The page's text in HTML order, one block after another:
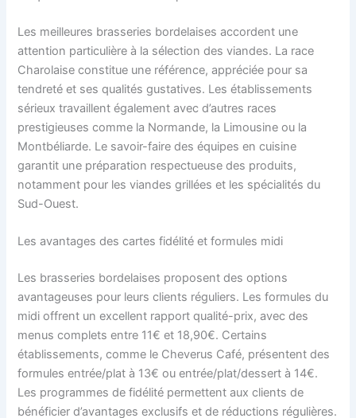
Les meilleures brasseries bordelaises accordent une
attention particulière à la sélection des viandes. La race
Charolaise constitue une référence, appréciée pour sa
tendreté et ses qualités gustatives. Les établissements
sérieux travaillent également avec d’autres races
prestigieuses comme la Normande, la Limousine ou la
Montbéliarde. Le savoir-faire des équipes en cuisine
garantit une préparation respectueuse des produits,
notamment pour les viandes grillées et les spécialités du
Sud-Ouest.
Les avantages des cartes fidélité et formules midi
Les brasseries bordelaises proposent des options
avantageuses pour leurs clients réguliers. Les formules du
midi offrent un excellent rapport qualité-prix, avec des
menus complets entre 11€ et 18,90€. Certains
établissements, comme le Cheverus Café, présentent des
formules entrée/plat à 13€ ou entrée/plat/dessert à 14€.
Les programmes de fidélité permettent aux clients de
bénéficier d’avantages exclusifs et de réductions régulières.